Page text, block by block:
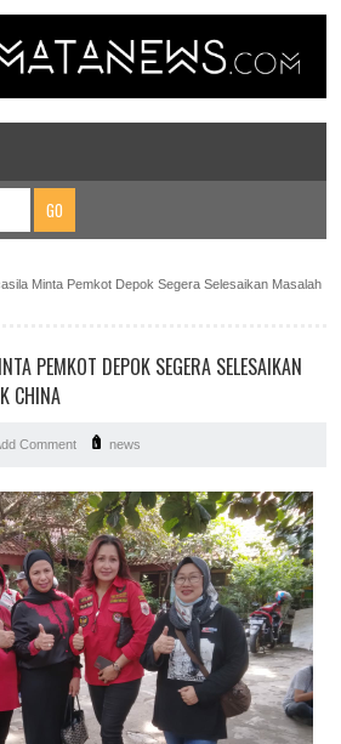
Minta Pemkot Depok Segera Selesaikan Masalah
PEMKOT DEPOK SEGERA SELESAIKAN
CHINA
Comment news